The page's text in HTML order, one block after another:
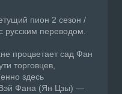
пион 2 сезон /
русским переводом.
процветает сад Фан
торговцев,
здесь
Вэй Фана (Ян Цзы) —